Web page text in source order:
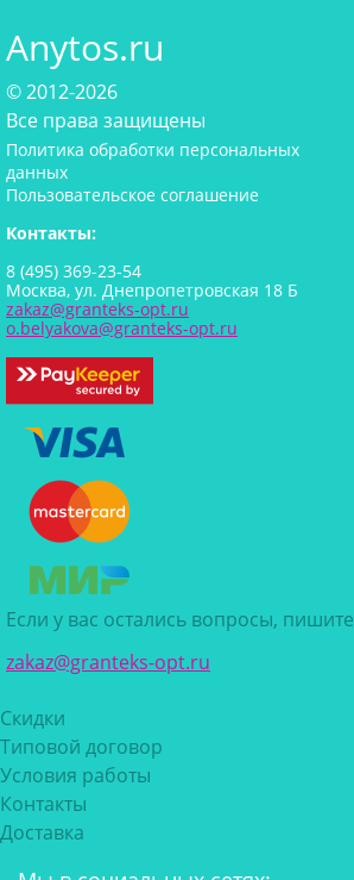
Anytos.ru
© 2012-2026
Все права защищены
Политика обработки персональных
данных
Пользовательское соглашение
Контакты:
8 (495) 369-23-54
Москва, ул. Днепропетровская 18 Б
zakaz@granteks-opt.ru
o.belyakova@granteks-opt.ru
Если у вас остались вопросы, пишите
zakaz@granteks-opt.ru
Скидки
Типовой договор
Условия работы
Контакты
Доставка